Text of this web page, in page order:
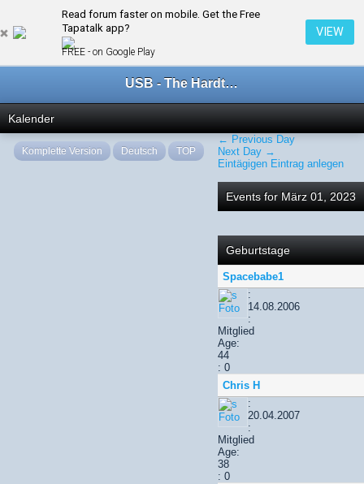
Read forum faster on mobile. Get the Free
Tapatalk app?
FREE - on Google Play
VIEW
← März 2023
USB - The Hardtechno Family
Kalender
← Previous Day
Next Day →
Eintägigen Eintrag anlegen
Events for März 01, 2023
Geburtstage
Spacebabe1
:
14.08.2006
:
Mitglied
Age:
44
: 0
Chris H
:
20.04.2007
:
Mitglied
Age:
38
: 0
Komplette Version Deutsch TOP